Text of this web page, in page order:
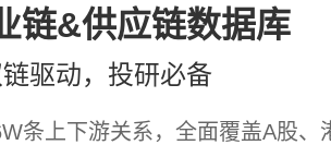
链&供应链数据库
驱动，投研必备
条上下游关系，全面覆盖A股、